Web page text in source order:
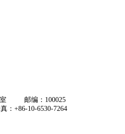
室 邮编：100025
10-6530-7264